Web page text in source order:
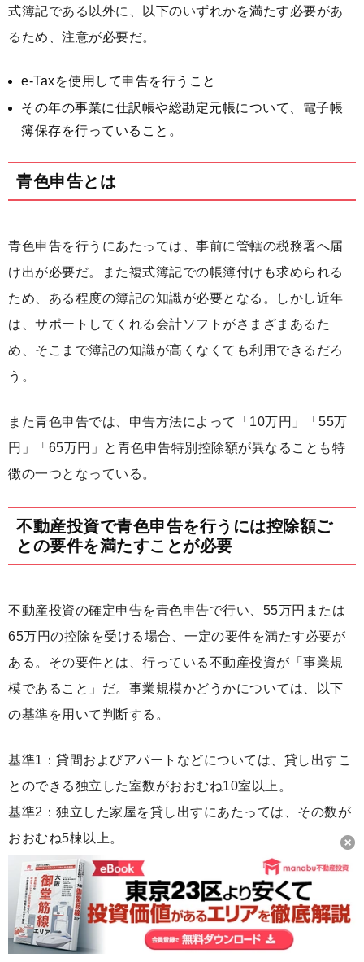
式簿記である以外に、以下のいずれかを満たす必要があ
るため、注意が必要だ。
e-Taxを使用して申告を行うこと
その年の事業に仕訳帳や総勘定元帳について、電子帳
簿保存を行っていること。
青色申告とは
青色申告を行うにあたっては、事前に管轄の税務署へ届
け出が必要だ。また複式簿記での帳簿付けも求められる
ため、ある程度の簿記の知識が必要となる。しかし近年
は、サポートしてくれる会計ソフトがさまざまあるた
め、そこまで簿記の知識が高くなくても利用できるだろ
う。
また青色申告では、申告方法によって「10万円」「55万
円」「65万円」と青色申告特別控除額が異なることも特
徴の一つとなっている。
不動産投資で青色申告を行うには控除額ご
との要件を満たすことが必要
不動産投資の確定申告を青色申告で行い、55万円または
65万円の控除を受ける場合、一定の要件を満たす必要が
ある。その要件とは、行っている不動産投資が「事業規
模であること」だ。事業規模かどうかについては、以下
の基準を用いて判断する。
基準1：貸間およびアパートなどについては、貸し出すこ
とのできる独立した室数がおおむね10室以上。
基準2：独立した家屋を貸し出すにあたっては、その数が
おおむね5棟以上。
上の基準を満たす場合は55万円または65万円の控除を受
けることが可能だが、基準に満たないならば10万円の控
除を受けることになる。